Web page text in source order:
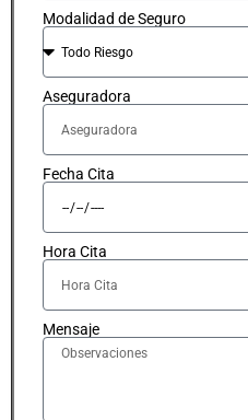
Modalidad de Seguro
Aseguradora
Fecha Cita
Hora Cita
Mensaje